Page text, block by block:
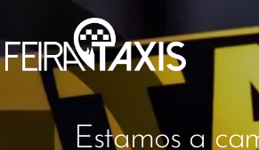
Estamos a